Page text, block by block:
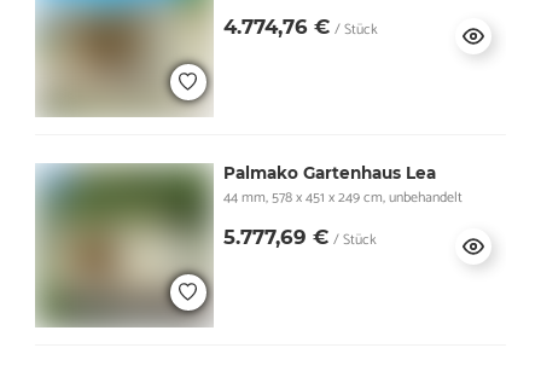
4.774,76 € / Stück
Palmako Gartenhaus Lea
44 mm, 578 x 451 x 249 cm, unbehandelt
5.777,69 € / Stück